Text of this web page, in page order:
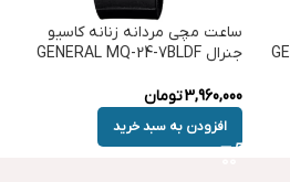
ساعت مچی مردانه زنانه کاسیو
جنرال GENERAL MQ-24-7BLDF
3,960,000تومان
افزودن به سبد خرید